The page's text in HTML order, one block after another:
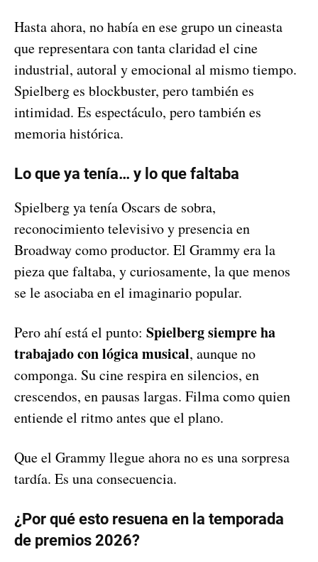
Hasta ahora, no había en ese grupo un cineasta
que representara con tanta claridad el cine
industrial, autoral y emocional al mismo tiempo.
Spielberg es blockbuster, pero también es
intimidad. Es espectáculo, pero también es
memoria histórica.
Lo que ya tenía… y lo que faltaba
Spielberg ya tenía Oscars de sobra,
reconocimiento televisivo y presencia en
Broadway como productor. El Grammy era la
pieza que faltaba, y curiosamente, la que menos
se le asociaba en el imaginario popular.
Pero ahí está el punto: Spielberg siempre ha
trabajado con lógica musical, aunque no
componga. Su cine respira en silencios, en
crescendos, en pausas largas. Filma como quien
entiende el ritmo antes que el plano.
Que el Grammy llegue ahora no es una sorpresa
tardía. Es una consecuencia.
¿Por qué esto resuena en la temporada
de premios 2026?